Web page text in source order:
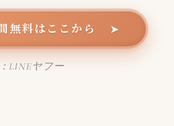
無料はここから ➤
LINEヤフー